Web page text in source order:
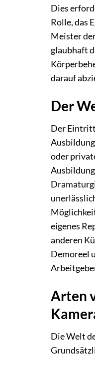
Dies
Rolle, das
Meister
glaubhaft
darauf
Der
Der
oder
eigenes
anderen
Demoreel
Arten
Die Welt